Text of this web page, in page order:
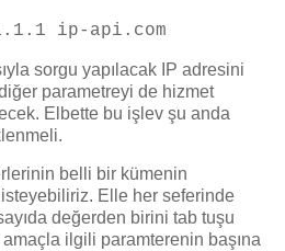
ip-api.com
sorgu yapılacak IP adresini
parametreyi de hizmet
Elbette bu işlev şu anda
belli bir kümenin
isteyebiliriz. Elle her seferinde
değerden birini tab tuşu
ilgili paramterenin başına